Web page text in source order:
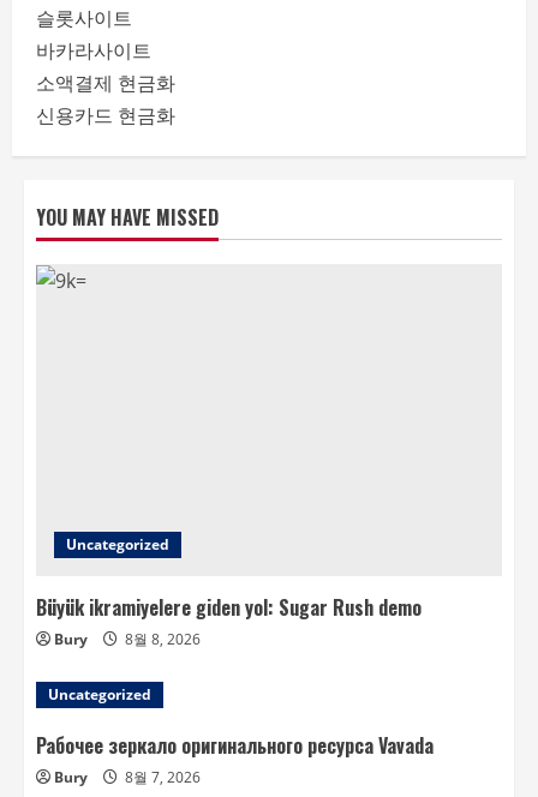
슬롯사이트
바카라사이트
소액결제 현금화
신용카드 현금화
YOU MAY HAVE MISSED
Uncategorized
Büyük ikramiyelere giden yol: Sugar Rush demo
Bury 8월 8, 2026
Uncategorized
Рабочее зеркало оригинального ресурса Vavada
Bury 8월 7, 2026